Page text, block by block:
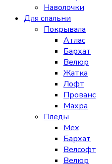
Наволочки
Для спальни
Покрывала
Атлас
Бархат
Велюр
Жатка
Лофт
Прованс
Махра
Пледы
Мех
Бархат
Велсофт
Велюр